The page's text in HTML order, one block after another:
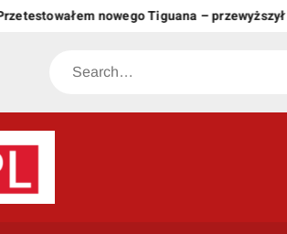
nowego Tiguana – przewyższył
Search